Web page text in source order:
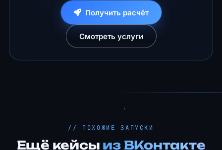
Получить расчёт
Смотреть услуги
// ПОХОЖИЕ ЗАПУСКИ
Ещё кейсы из ВКонтакте